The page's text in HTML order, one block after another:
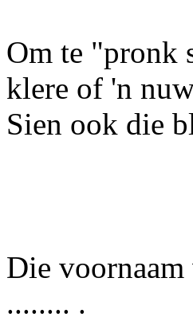
Om te "pronk
klere of 'n
Sien ook die
Die voornaam
........ .